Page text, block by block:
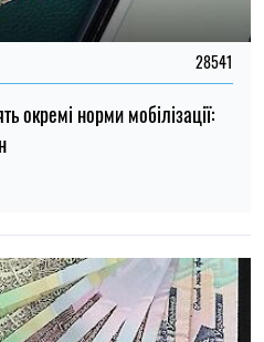
28541
окремі норми мобілізації: